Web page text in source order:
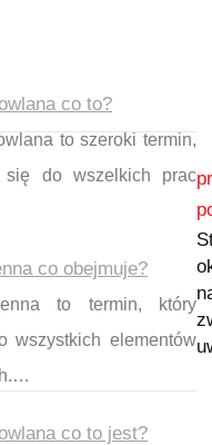
co to?
to szeroki termin,
się do wszelkich prac
co obejmuje?
to termin, który
wszystkich elementów
co to jest?